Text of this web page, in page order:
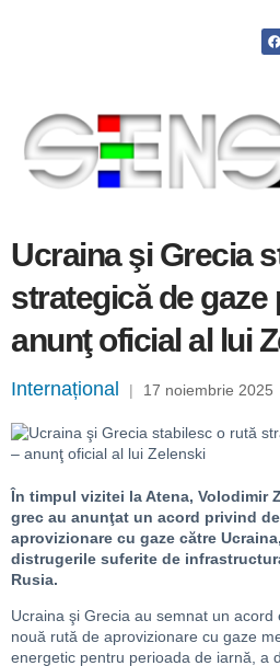
Ucraina şi Grecia
strategică de gaze
anunţ oficial al lui
Internațional | 17 noiembrie 2025
În timpul vizitei la Atena, Volodimir
grec au anunţat un acord privind
aprovizionare cu gaze către
distrugerile suferite de
Rusia.
Ucraina şi Grecia au semnat un
nouă rută de aprovizionare cu gaze
energetic pentru perioada de iarnă, a